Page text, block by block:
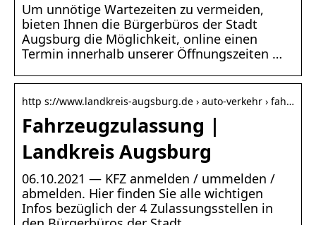
Um unnötige Wartezeiten zu vermeiden,
bieten Ihnen die Bürgerbüros der Stadt
Augsburg die Möglichkeit, online einen
Termin innerhalb unserer Öffnungszeiten …
http s://www.landkreis-augsburg.de › auto-verkehr › fah…
Fahrzeugzulassung |
Landkreis Augsburg
06.10.2021 — KFZ anmelden / ummelden /
abmelden. Hier finden Sie alle wichtigen
Infos bezüglich der 4 Zulassungsstellen in